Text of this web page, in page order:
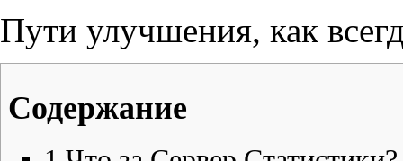
Пути улучшения, как
Содержание